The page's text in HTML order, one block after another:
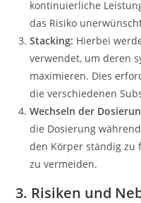
kontinuierliche
das Risiko
Stacking: Hierbei
verwendet, um deren
maximieren. Dies
die verschiedenen
Wechseln der
die Dosierung
den Körper ständig zu
zu vermeiden.
3. Risiken und